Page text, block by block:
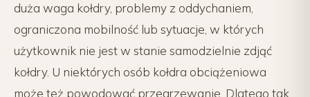
duża waga kołdry, problemy z oddychaniem,
ograniczona mobilność lub sytuacje, w których
użytkownik nie jest w stanie samodzielnie zdjąć
kołdry. U niektórych osób kołdra obciążeniowa
może też powodować przegrzewanie. Dlatego tak